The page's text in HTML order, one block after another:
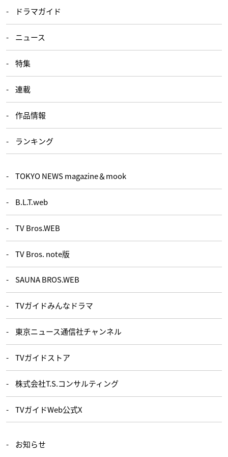
ドラマガイド
ニュース
特集
連載
作品情報
ランキング
TOKYO NEWS magazine＆mook
B.L.T.web
TV Bros.WEB
TV Bros. note版
SAUNA BROS.WEB
TVガイドみんなドラマ
東京ニュース通信社チャンネル
TVガイドストア
株式会社T.S.コンサルティング
TVガイドWeb公式X
お知らせ